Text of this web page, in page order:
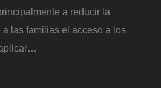
a reducir la
las familias el acceso a los